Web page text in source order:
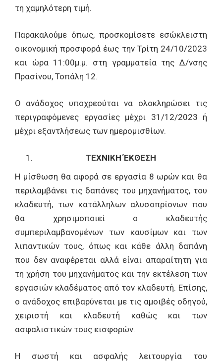
τη χαμηλότερη τιμή.
Παρακαλούμε όπως, προσκομίσετε εσώκλειστη
οικονομική προσφορά έως την Τρίτη 24/10/2023
και ώρα 11:00μ.μ. στη γραμματεία της Δ/νσης
Πρασίνου, Τοπάλη 12.
Ο ανάδοχος υποχρεούται να ολοκληρώσει τις
περιγραφόμενες εργασίες μέχρι 31/12/2023 ή
μέχρι εξαντλήσεως των ημερομισθίων.
ΤΕΧΝΙΚΗ ΈΚΘΕΣΗ
Η μίσθωση θα αφορά σε εργασία 8 ωρών και θα
περιλαμβάνει τις δαπάνες του μηχανήματος, του
κλαδευτή, των κατάλληλων αλυσοπρίονων που
θα χρησιμοποιεί ο κλαδευτής
συμπεριλαμβανομένων των καυσίμων και των
λιπαντικών τους, όπως και κάθε άλλη δαπάνη
που δεν αναφέρεται αλλά είναι απαραίτητη για
τη χρήση του μηχανήματος και την εκτέλεση των
εργασιών κλαδέματος από τον κλαδευτή. Επίσης,
ο ανάδοχος επιβαρύνεται με τις αμοιβές οδηγού,
χειριστή και κλαδευτή καθώς και των
ασφαλιστικών τους εισφορών.
Η σωστή και ασφαλής λειτουργία του